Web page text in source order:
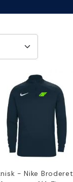
- Nike Broderet